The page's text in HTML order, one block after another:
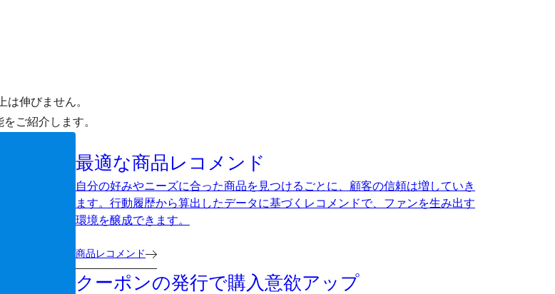
伸びません。
ご紹介します。
最適な商品レコメンド
自分の好みやニーズに合った商品を見つけるごとに、顧客の信頼は増していき
ます。行動履歴から算出したデータに基づくレコメンドで、ファンを生み出す
環境を醸成できます。
商品レコメンド
クーポンの発行で購入意欲アップ